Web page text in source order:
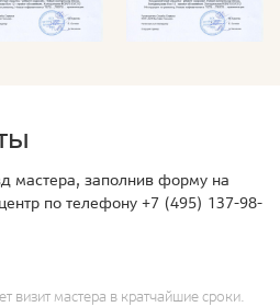
мастера, заполнив форму на
по телефону +7 (495) 137-98-
визит мастера в кратчайшие сроки.